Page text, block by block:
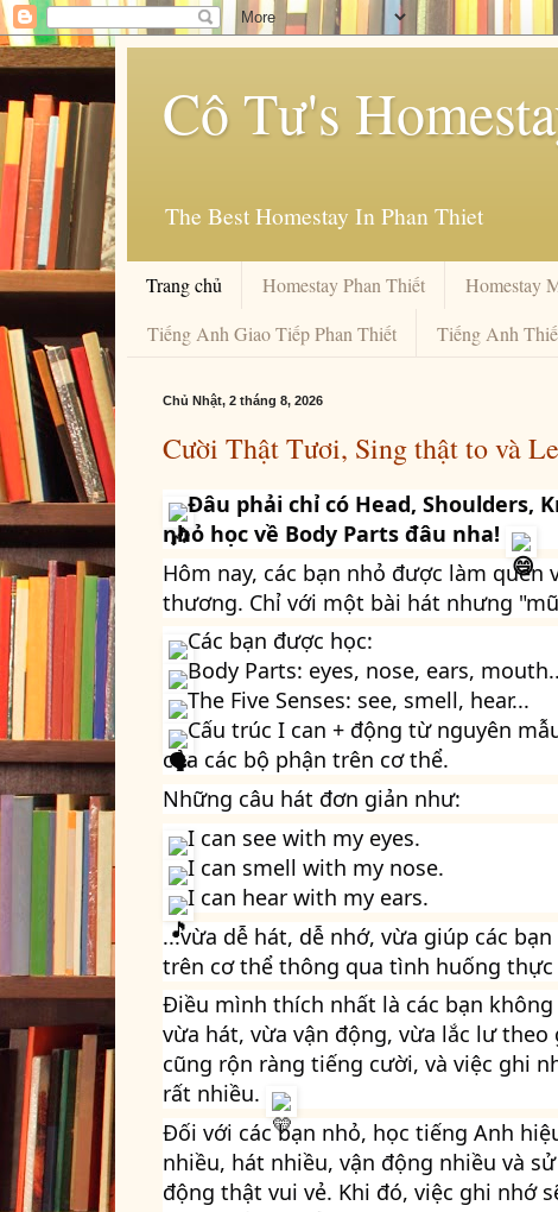
Cô Tư's
The Best Homestay In Phan Thiet
Trang chủ Homestay Phan Thiết Homestay
Tiếng Anh Giao Tiếp Phan Thiết
Tiếng Anh
Chủ Nhật, 2 tháng 8, 2026
Cười Thật Tươi, Sing thật to và
Đâu phải chỉ có Head, Shoulders,
nhỏ học về Body Parts đâu nha!
Hôm nay, các bạn nhỏ được làm
thương. Chỉ với một bài hát nhưng
Các bạn được học:
Body Parts: eyes, nose, ears,
The Five Senses: see, smell, hear...
Cấu trúc I can + động từ nguyên
của các bộ phận trên cơ thể.
Những câu hát đơn giản như:
I can see with my eyes.
I can smell with my nose.
I can hear with my ears.
...vừa dễ hát, dễ nhớ, vừa giúp các
trên cơ thể thông qua tình huống thực
Điều mình thích nhất là các bạn
vừa hát, vừa vận động, vừa lắc lư
cũng rộn ràng tiếng cười, và việc ghi
rất nhiều.
Đối với các bạn nhỏ, học tiếng Anh
nhiều, hát nhiều, vận động nhiều và
động thật vui vẻ. Khi đó, việc ghi nhớ